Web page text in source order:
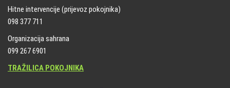
Hitne intervencije (prijevoz pokojnika)
098 377 711
Organizacija sahrana
099 267 6901
TRAŽILICA POKOJNIKA